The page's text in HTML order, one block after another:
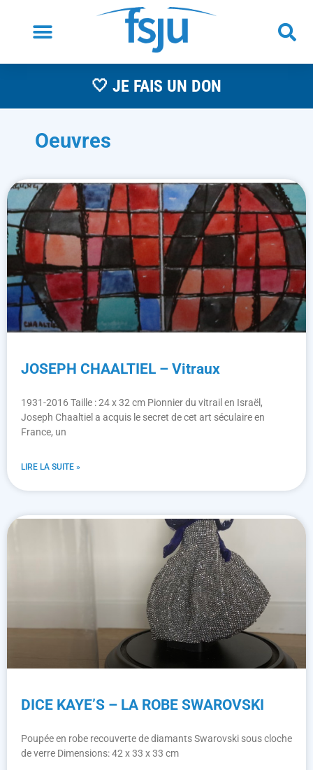
🤍 JE FAIS UN DON
Oeuvres
JOSEPH CHAALTIEL – Vitraux
1931-2016 Taille : 24 x 32 cm Pionnier du vitrail en Israël,
Joseph Chaaltiel a acquis le secret de cet art séculaire en
France, un
LIRE LA SUITE »
DICE KAYE’S – LA ROBE SWAROVSKI
Poupée en robe recouverte de diamants Swarovski sous cloche
de verre Dimensions: 42 x 33 x 33 cm